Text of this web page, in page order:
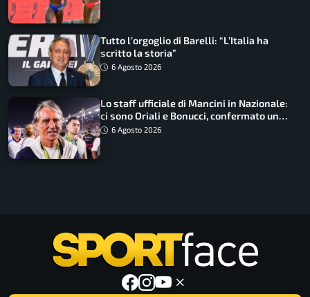
Tutto l’orgoglio di Barelli: “L’Italia ha
scritto la storia”
6 Agosto 2026
Lo staff ufficiale di Mancini in Nazionale:
ci sono Oriali e Bonucci, confermato un
ritorno
6 Agosto 2026